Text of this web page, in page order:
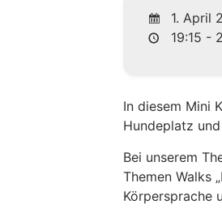
1. April
19:15 -
In diesem Mini
Hundeplatz
Bei unserem
Themen Walks
Körpersprache